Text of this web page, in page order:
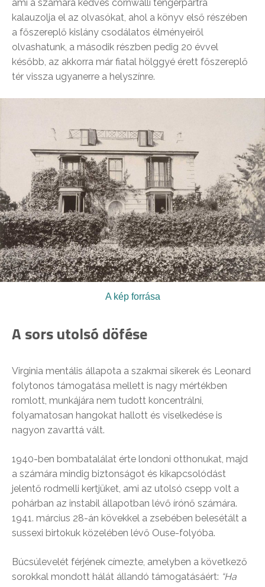
ami a számára kedves cornwalli tengerpartra
kalauzolja el az olvasókat, ahol a könyv első részében
a főszereplő kislány csodálatos élményeiről
olvashatunk, a második részben pedig 20 évvel
később, az akkorra már fiatal hölggyé érett főszereplő
tér vissza ugyanerre a helyszínre.
A kép forrása
A sors utolsó döfése
Virginia mentális állapota a szakmai sikerek és Leonard
folytonos támogatása mellett is nagy mértékben
romlott, munkájára nem tudott koncentrálni,
folyamatosan hangokat hallott és viselkedése is
nagyon zavarttá vált.
1940-ben bombatalálat érte londoni otthonukat, majd
a számára mindig biztonságot és kikapcsolódást
jelentő rodmelli kertjüket, ami az utolsó csepp volt a
pohárban az instabil állapotban lévő írónő számára.
1941. március 28-án kövekkel a zsebében belesétált a
sussexi birtokuk közelében lévő Ouse-folyóba.
Búcsúlevelét férjének címezte, amelyben a következő
sorokkal mondott hálát állandó támogatásáért: “Ha